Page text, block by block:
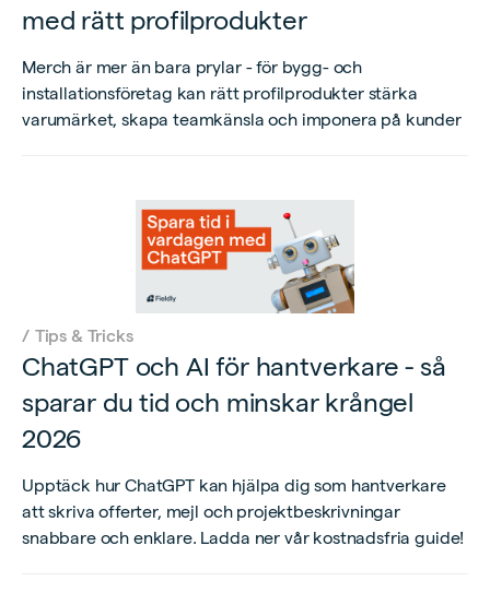
med rätt profilprodukter
Merch är mer än bara prylar - för bygg- och
installationsföretag kan rätt profilprodukter stärka
varumärket, skapa teamkänsla och imponera på kunder
/ Tips & Tricks
ChatGPT och AI för hantverkare - så
sparar du tid och minskar krångel
2026
Upptäck hur ChatGPT kan hjälpa dig som hantverkare
att skriva offerter, mejl och projektbeskrivningar
snabbare och enklare. Ladda ner vår kostnadsfria guide!